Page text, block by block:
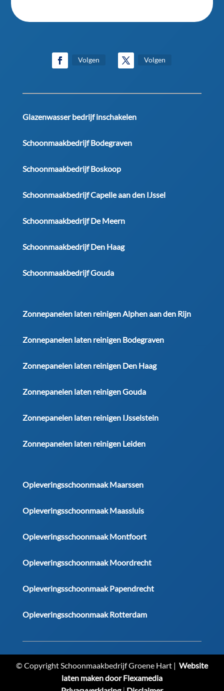
Volgen Volgen
Glazenwasser bedrijf inschakelen
Schoonmaakbedrijf Bodegraven
Schoonmaakbedrijf Boskoop
Schoonmaakbedrijf Capelle aan den IJssel
Schoonmaakbedrijf De Meern
Schoonmaakbedrijf Den Haag
Schoonmaakbedrijf Gouda
Zonnepanelen laten reinigen Alphen aan den Rijn
Zonnepanelen laten reinigen Bodegraven
Zonnepanelen laten reinigen Den Haag
Zonnepanelen laten reinigen Gouda
Zonnepanelen laten reinigen IJsselstein
Zonnepanelen laten reinigen Leiden
Opleveringsschoonmaak Maarssen
Opleveringsschoonmaak Maassluis
Opleveringsschoonmaak Montfoort
Opleveringsschoonmaak Moordrecht
Opleveringsschoonmaak Papendrecht
Opleveringsschoonmaak Rotterdam
© Copyright Schoonmaakbedrijf Groene Hart | Website
laten maken door Flexamedia